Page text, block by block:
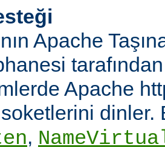
Apache
Apache
dinler.
,